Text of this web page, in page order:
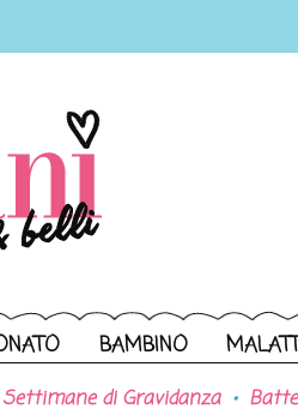
BAMBINO
Settimane di Gravidanza